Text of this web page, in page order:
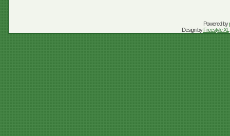
Powered by
Design byFreestyle XL